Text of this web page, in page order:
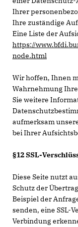
Ihrer
Ihre zuständige
Eine Liste der
https://
node.html
Wir hoffen, Ihnen
Wahrnehmung
Sie weitere
aufmerksam
bei Ihrer
§12 SSL-
Diese Seite nutzt
Schutz der
Beispiel der
senden, eine SSL-
Verbindung